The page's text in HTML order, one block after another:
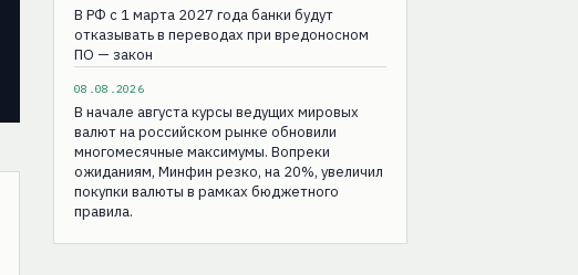
В РФ с 1 марта 2027 года банки будут
отказывать в переводах при вредоносном
ПО — закон
08.08.2026
В начале августа курсы ведущих мировых
валют на российском рынке обновили
многомесячные максимумы. Вопреки
ожиданиям, Минфин резко, на 20%, увеличил
покупки валюты в рамках бюджетного
правила.